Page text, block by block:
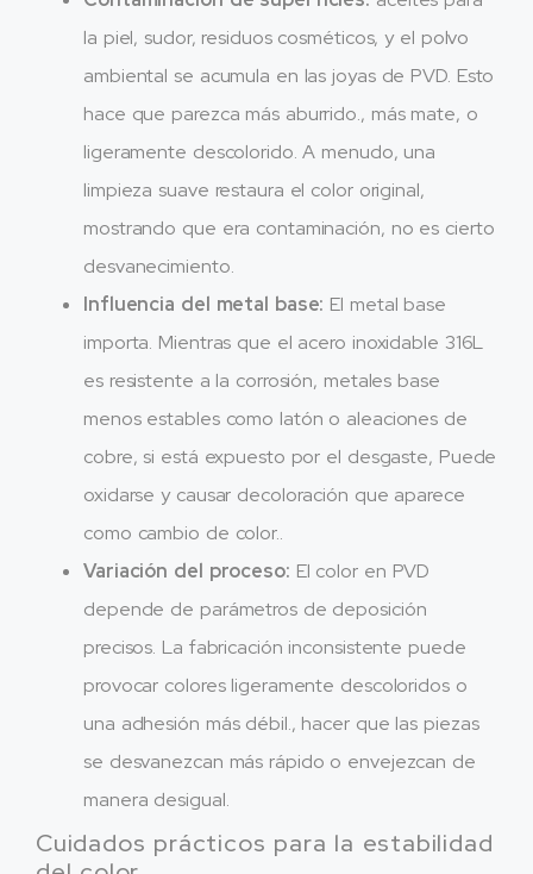
la piel, sudor, residuos cosméticos, y el polvo
ambiental se acumula en las joyas de PVD. Esto
hace que parezca más aburrido., más mate, o
ligeramente descolorido. A menudo, una
limpieza suave restaura el color original,
mostrando que era contaminación, no es cierto
desvanecimiento.
Influencia del metal base: El metal base
importa. Mientras que el acero inoxidable 316L
es resistente a la corrosión, metales base
menos estables como latón o aleaciones de
cobre, si está expuesto por el desgaste, Puede
oxidarse y causar decoloración que aparece
como cambio de color..
Variación del proceso: El color en PVD
depende de parámetros de deposición
precisos. La fabricación inconsistente puede
provocar colores ligeramente descoloridos o
una adhesión más débil., hacer que las piezas
se desvanezcan más rápido o envejezcan de
manera desigual.
Cuidados prácticos para la estabilidad